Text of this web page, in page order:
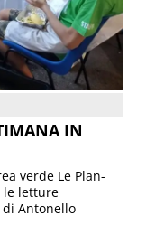
IN
verde Le Plan-
le letture
Antonello